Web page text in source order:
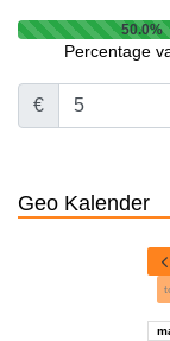
50.0%
Percentage
€
Geo Kalender